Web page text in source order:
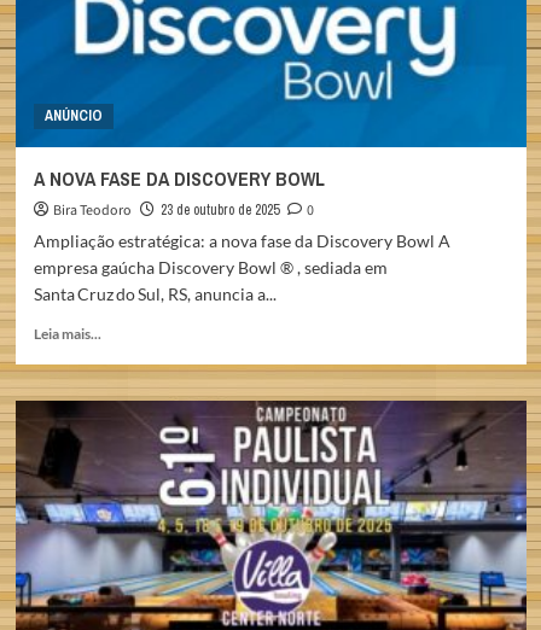
ANÚNCIO
A NOVA FASE DA DISCOVERY BOWL
Bira Teodoro 23 de outubro de 2025
0
Ampliação estratégica: a nova fase da Discovery Bowl A
empresa gaúcha Discovery Bowl ® , sediada em
Santa Cruz do Sul, RS, anuncia a...
Leia mais...
about
A
NOVA
DISCOVERY
BOWL